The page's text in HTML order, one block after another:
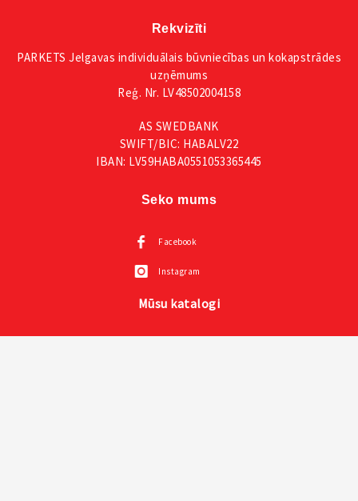
Rekvizīti
PARKETS Jelgavas individuālais būvniecības un kokapstrādes
uzņēmums
Reģ. Nr. LV48502004158
AS SWEDBANK
SWIFT/BIC: HABALV22
IBAN: LV59HABA0551053365445
Seko mums
Facebook
Instagram
Mūsu katalogi